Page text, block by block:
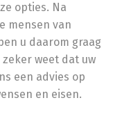
opties. Na
mensen van
u daarom graag
weet dat uw
een advies op
en eisen.